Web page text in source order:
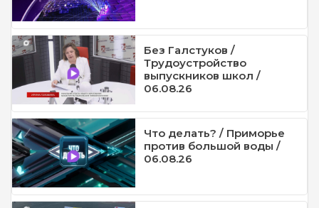
Без Галстуков /
Трудоустройство
выпускников школ /
06.08.26
Что делать? / Приморье
против большой воды /
06.08.26